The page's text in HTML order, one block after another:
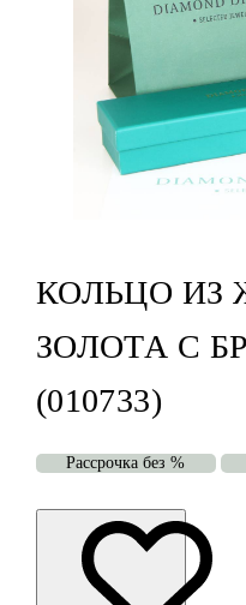
КОЛЬЦО ИЗ
ЗОЛОТА С
(010733)
Рассрочка без %